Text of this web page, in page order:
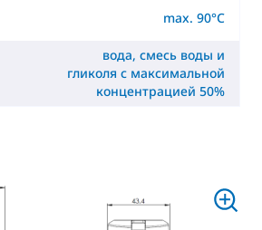
max. 90°C
вода, смесь воды и
гликоля с максимальной
концентрацией 50%